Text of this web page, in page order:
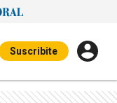
Suscribite